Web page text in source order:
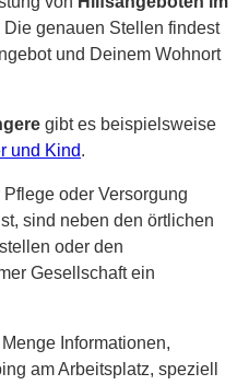
Die genauen Stellen findest
und Deinem Wohnort
gibt es beispielsweise
und Kind.
oder Versorgung
sind neben den örtlichen
oder den
Gesellschaft ein
Informationen,
am Arbeitsplatz, speziell